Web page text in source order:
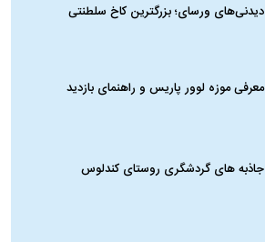
دیدنی‌های ورسای؛ بزرگترین کاخ سلطنتی
معرفی موزه لوور پاریس و راهنمای بازدید
جاذبه های گردشگری روستای کندلوس